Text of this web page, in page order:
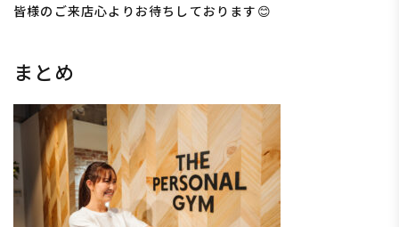
皆様のご来店心よりお待ちしております😊
まとめ